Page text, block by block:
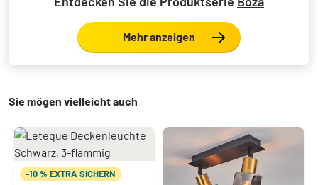
Mehr anzeigen
Sie mögen vielleicht auch
-10 % EXTRA SICHERN